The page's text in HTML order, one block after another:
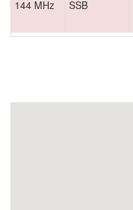
144 MHz
SSB